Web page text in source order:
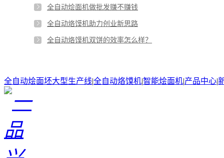
全自动烩面机做批发赚不赚钱
全自动烙馍机助力创业新思路
全自动烙馍机双饼的效率怎么样？
全自动烩面坯大型生产线|全自动烙馍机|智能烩面机|产品中心|